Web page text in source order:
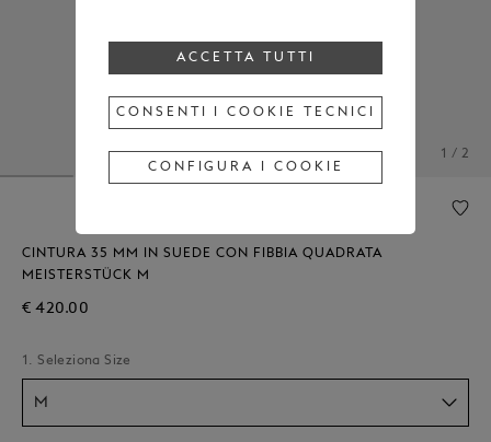
1 / 2
CINTURA 35 MM IN SUEDE CON FIBBIA QUADRATA
MEISTERSTÜCK M
€ 420.00
1. Seleziona Size
M
consenso all’utilizzo di alcuni o di
tutti i cookie, clicca “Configura i
cookie”, oppure, per maggiori
Cliccando su “Accetta tutti”, esprimi
il tuo consenso all’utilizzo dei
tecnici”, esprimi il tuo consenso
soltanto all’utilizzo dei cookie
ACCETTA TUTTI
CONSENTI I COOKIE TECNICI
CONFIGURA I COOKIE